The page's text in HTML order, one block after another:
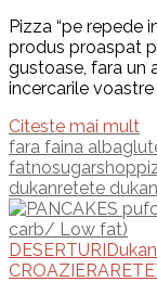
Pizza “pe repede
produs proaspat
gustoase, fara un
incercarile voastre
Citeste mai mult
fara faina alba
fatnosugarshop
dukanretete
DESERTURI
CROAZIERA